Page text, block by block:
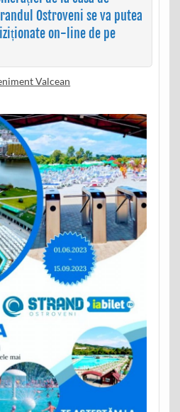
Ostroveni se va putea
on-line de pe
Valcean